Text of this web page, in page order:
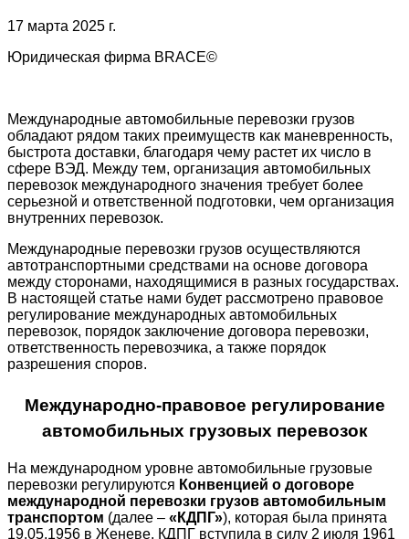
17 марта 2025 г.
Юридическая фирма BRACE©
Международные автомобильные перевозки грузов
обладают рядом таких преимуществ как маневренность,
быстрота доставки, благодаря чему растет их число в
сфере ВЭД. Между тем, организация автомобильных
перевозок международного значения требует более
серьезной и ответственной подготовки, чем организация
внутренних перевозок.
Международные перевозки грузов осуществляются
автотранспортными средствами на основе договора
между сторонами, находящимися в разных государствах.
В настоящей статье нами будет рассмотрено правовое
регулирование международных автомобильных
перевозок, порядок заключение договора перевозки,
ответственность перевозчика, а также порядок
разрешения споров.
Международно-правовое регулирование
автомобильных грузовых перевозок
На международном уровне автомобильные грузовые
перевозки регулируются Конвенцией о договоре
международной перевозки грузов автомобильным
транспортом (далее – «КДПГ»), которая была принята
19.05.1956 в Женеве. КДПГ вступила в силу 2 июля 1961